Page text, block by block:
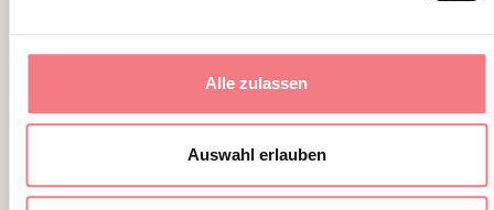
Alle zulassen
Auswahl erlauben
DER CAMMINO DELLE
DOLOMITI (WEG DER
DOLOMITEN)
der